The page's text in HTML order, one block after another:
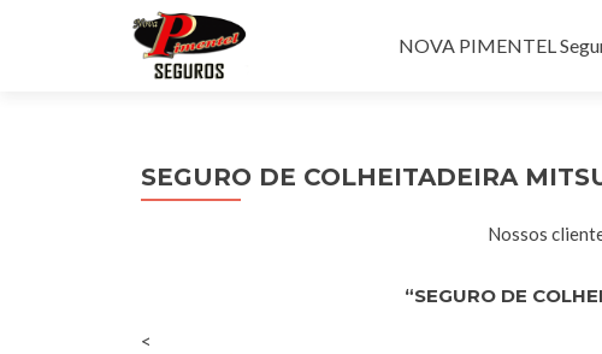
NOVA PIMENTEL
SEGURO DE COLHEITADEIRA
Nossos
“SEGURO DE
<